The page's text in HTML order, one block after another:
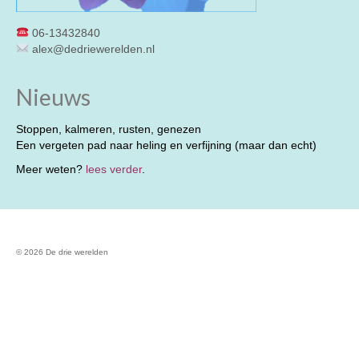
06-13432840
alex@dedriewerelden.nl
Nieuws
Stoppen, kalmeren, rusten, genezen
Een vergeten pad naar heling en verfijning (maar dan echt)
Meer weten? lees verder.
© 2026 De drie werelden